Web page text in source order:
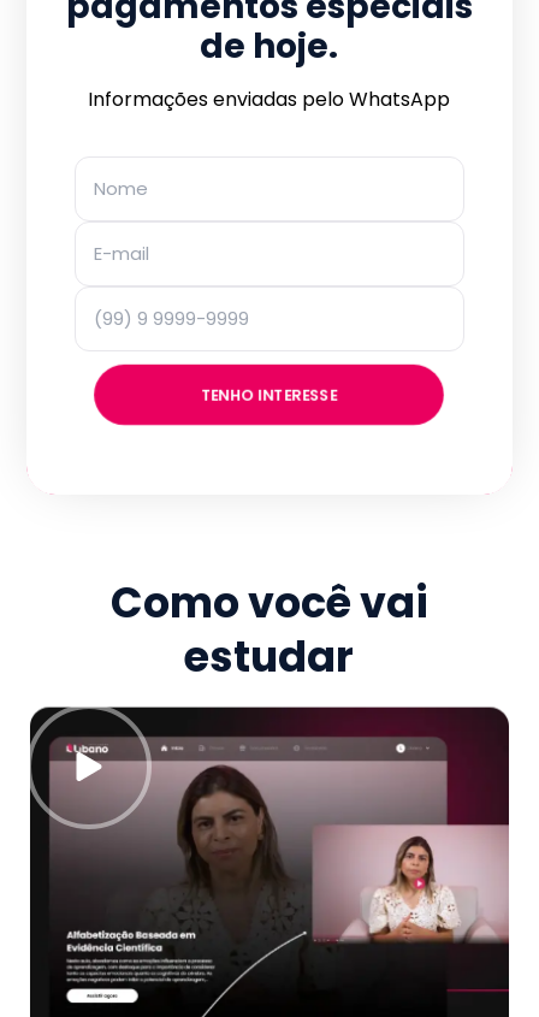
de hoje.
Informações enviadas pelo WhatsApp
TENHO INTERESSE
Como você vai
estudar